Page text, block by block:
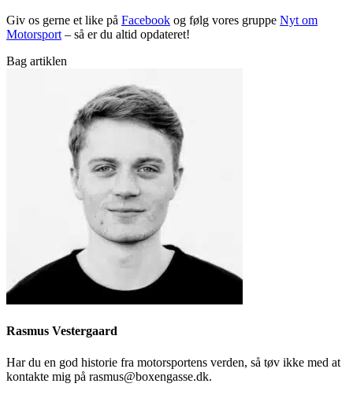
Giv os gerne et like på Facebook og følg vores gruppe Nyt om
Motorsport – så er du altid opdateret!
Bag artiklen
Rasmus Vestergaard
Har du en god historie fra motorsportens verden, så tøv ikke med at
kontakte mig på rasmus@boxengasse.dk.